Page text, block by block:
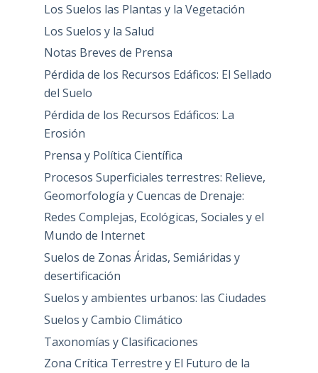
Los Suelos las Plantas y la Vegetación
Los Suelos y la Salud
Notas Breves de Prensa
Pérdida de los Recursos Edáficos: El Sellado
del Suelo
Pérdida de los Recursos Edáficos: La
Erosión
Prensa y Política Científica
Procesos Superficiales terrestres: Relieve,
Geomorfología y Cuencas de Drenaje:
Redes Complejas, Ecológicas, Sociales y el
Mundo de Internet
Suelos de Zonas Áridas, Semiáridas y
desertificación
Suelos y ambientes urbanos: las Ciudades
Suelos y Cambio Climático
Taxonomías y Clasificaciones
Zona Crítica Terrestre y El Futuro de la